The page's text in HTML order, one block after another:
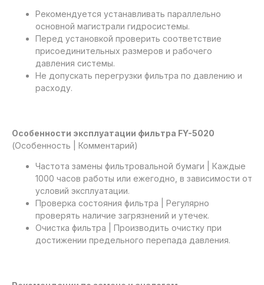
Рекомендуется устанавливать параллельно
основной магистрали гидросистемы.
Перед установкой проверить соответствие
присоединительных размеров и рабочего
давления системы.
Не допускать перегрузки фильтра по давлению и
расходу.
Особенности эксплуатации фильтра FY-5020
(Особенность | Комментарий)
Частота замены фильтровальной бумаги | Каждые
1000 часов работы или ежегодно, в зависимости от
условий эксплуатации.
Проверка состояния фильтра | Регулярно
проверять наличие загрязнений и утечек.
Очистка фильтра | Производить очистку при
достижении предельного перепада давления.